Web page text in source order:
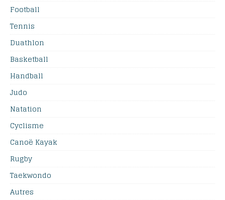
Football
Tennis
Duathlon
Basketball
Handball
Judo
Natation
Cyclisme
Canoë Kayak
Rugby
Taekwondo
Autres